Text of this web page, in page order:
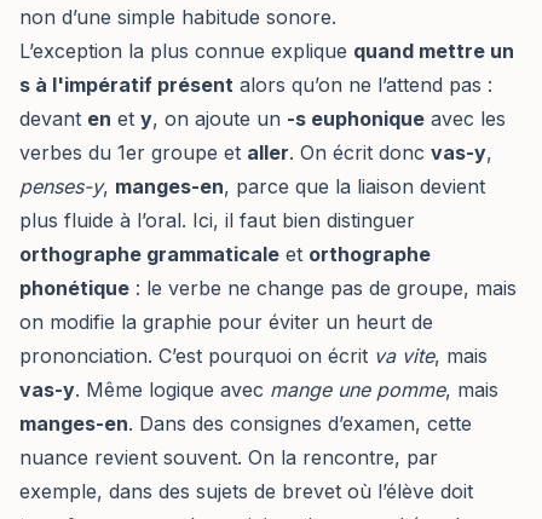
non d’une simple habitude sonore.
L’exception la plus connue explique quand mettre un
s à l'impératif présent alors qu’on ne l’attend pas :
devant en et y, on ajoute un -s euphonique avec les
verbes du 1er groupe et aller. On écrit donc vas-y,
penses-y, manges-en, parce que la liaison devient
plus fluide à l’oral. Ici, il faut bien distinguer
orthographe grammaticale et orthographe
phonétique : le verbe ne change pas de groupe, mais
on modifie la graphie pour éviter un heurt de
prononciation. C’est pourquoi on écrit va vite, mais
vas-y. Même logique avec mange une pomme, mais
manges-en. Dans des consignes d’examen, cette
nuance revient souvent. On la rencontre, par
exemple, dans des sujets de brevet où l’élève doit